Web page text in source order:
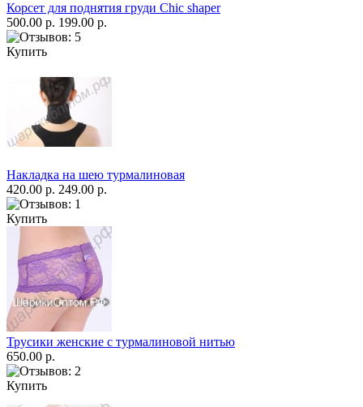
Корсет для поднятия груди Chic shaper
500.00 р. 199.00 р.
Купить
Накладка на шею турмалиновая
420.00 р. 249.00 р.
Купить
Трусики женские с турмалиновой нитью
650.00 р.
Купить